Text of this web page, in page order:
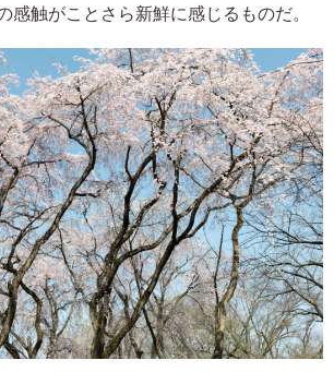
感触がことさら新鮮に感じるものだ。